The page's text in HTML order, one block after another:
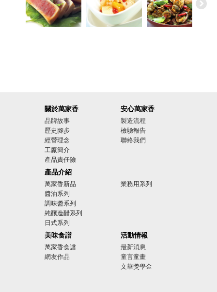
關於萬家香
品牌故事
歷史腳步
經營理念
工廠簡介
產品責任險
廣告影音
產品介紹
萬家香新品
醬油系列
調味醬系列
純釀造醋系列
日式系列
業務用系列
美味食譜
萬家香食譜
網友作品
安心萬家香
製造流程
檢驗報告
聯絡我們
活動情報
最新消息
童言童畫
文華獎學金